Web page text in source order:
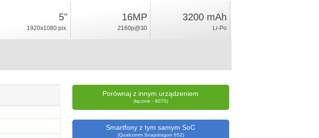
5"
1920x1080 pix.
16MP
2160p@30
3200 mAh
Li-Po
Porównaj z innym urządzeniem
(łącznie - 6070)
Smartfony z tym samym SoC
(Qualcomm Snapdragon 652)